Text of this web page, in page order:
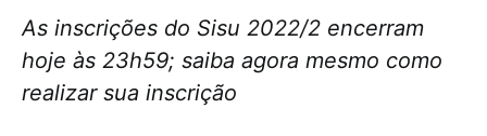
As inscrições do Sisu 2022/2 encerram
hoje às 23h59; saiba agora mesmo como
realizar sua inscrição